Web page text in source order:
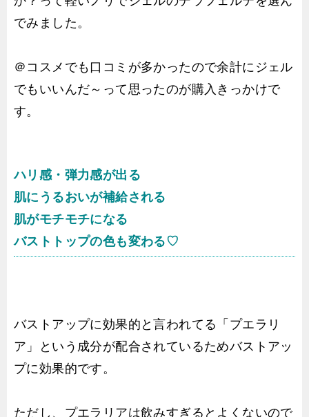
でみました。
＠コスメでも口コミが多かったので余計にジェル
でもいいんだ～って思ったのが購入きっかけで
す。
ハリ感・弾力感が出る
肌にうるおいが補給される
肌がモチモチになる
バストトップの色も変わる♡
バストアップに効果的と言われてる「プエラリ
ア」という成分が配合されているためバストアッ
プに効果的です。
ただし、プエラリアは飲みすぎるとよくないので